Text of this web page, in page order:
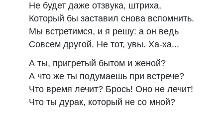
Не будет даже отзвука, штриха,
Который бы заставил снова вспомнить.
Мы встретимся, и я решу: а он ведь
Совсем другой. Не тот, увы. Ха-ха...
А ты, пригретый бытом и женой?
А что же ты подумаешь при встрече?
Что время лечит? Брось! Оно не лечит!
Что ты дурак, который не со мной?